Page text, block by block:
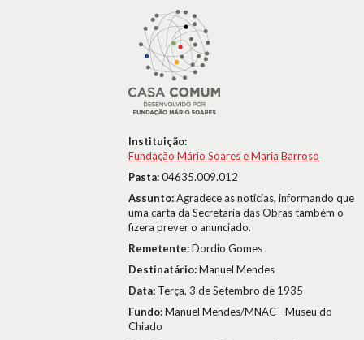
Instituição:
Fundação Mário Soares e Maria Barroso
Pasta:04635.009.012
Assunto:Agradece as noticias, informando que
uma carta da Secretaria das Obras também o
fizera prever o anunciado.
Remetente:Dordio Gomes
Destinatário:Manuel Mendes
Data: Terça, 3 de Setembro de 1935
Fundo:Manuel Mendes/MNAC - Museu do
Chiado